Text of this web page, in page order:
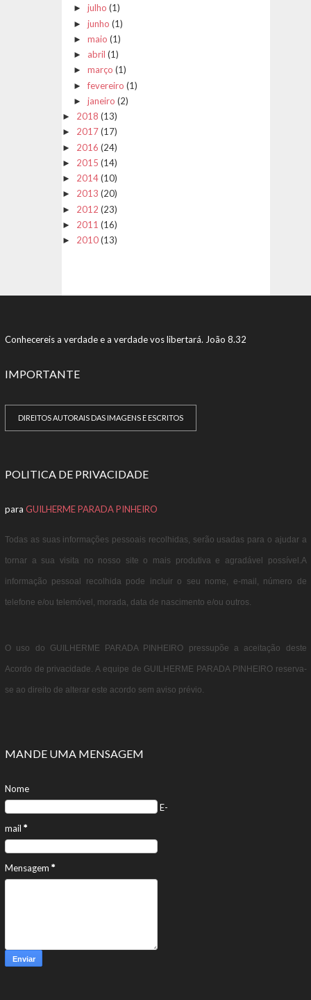
► julho (1)
► junho (1)
► maio (1)
► abril (1)
► março (1)
►fevereiro (1)
► janeiro (2)
► 2018 (13)
► 2017(17)
► 2016 (24)
► 2015 (14)
► 2014(10)
► 2013 (20)
► 2012 (23)
► 2011 (16)
► 2010(13)
Conhecereis a verdade e a verdade vos libertará. João 8.32
IMPORTANTE
DIREITOS AUTORAIS DAS IMAGENS E ESCRITOS
POLITICA DE PRIVACIDADE
para GUILHERME PARADA PINHEIRO
Todas as suas informações pessoais recolhidas, serão usadas para o ajudar a
tornar a sua visita no nosso site o mais produtiva e agradável possível.A
informação pessoal recolhida pode incluir o seu nome, e-mail, número de
telefone e/ou telemóvel, morada, data de nascimento e/ou outros.
O uso do GUILHERME PARADA PINHEIRO pressupõe a aceitação deste
Acordo de privacidade. A equipe de GUILHERME PARADA PINHEIRO reserva-
se ao direito de alterar este acordo sem aviso prévio.
MANDE UMA MENSAGEM
Nome
E-
mail *
Mensagem *